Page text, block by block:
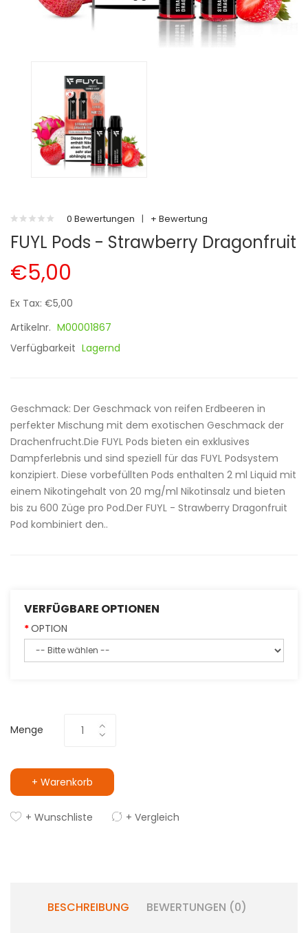
0 Bewertungen | + Bewertung
FUYL Pods - Strawberry Dragonfruit
€5,00
Ex Tax: €5,00
Artikelnr. M00001867
Verfügbarkeit Lagernd
Geschmack: Der Geschmack von reifen Erdbeeren in
perfekter Mischung mit dem exotischen Geschmack der
Drachenfrucht.Die FUYL Pods bieten ein exklusives
Dampferlebnis und sind speziell für das FUYL Podsystem
konzipiert. Diese vorbefüllten Pods enthalten 2 ml Liquid mit
einem Nikotingehalt von 20 mg/ml Nikotinsalz und bieten
bis zu 600 Züge pro Pod.Der FUYL - Strawberry Dragonfruit
Pod kombiniert den..
VERFÜGBARE OPTIONEN
OPTION
Menge
+ Warenkorb
+ Wunschliste + Vergleich
BESCHREIBUNG BEWERTUNGEN (0)